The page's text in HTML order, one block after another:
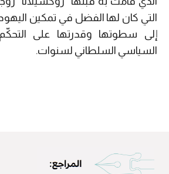
التي كان لها الفضل في تمكين اليهود
إلى سطوتها وقدرتها على
السياسي السلطاني لسنوات.